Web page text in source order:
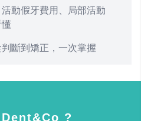
動假牙費用、局部活動
懂
斷到矯正，一次掌握
Dent&Co ?